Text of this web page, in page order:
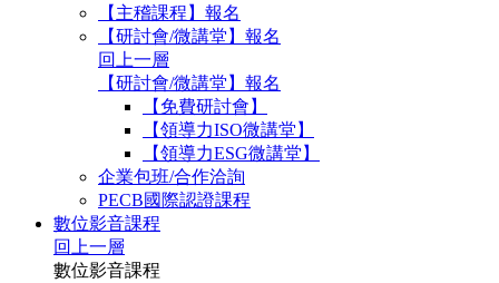
【主稽課程】報名
【研討會/微講堂】報名
回上一層
【研討會/微講堂】報名
【免費研討會】
【領導力ISO微講堂】
【領導力ESG微講堂】
企業包班/合作洽詢
PECB國際認證課程
數位影音課程
回上一層
數位影音課程